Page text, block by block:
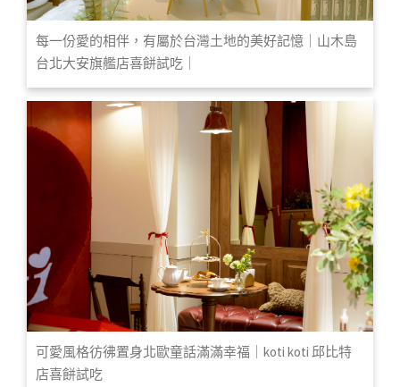
每一份愛的相伴，有屬於台灣土地的美好記憶｜山木島
台北大安旗艦店喜餅試吃｜
可愛風格彷彿置身北歐童話滿滿幸福｜koti koti 邱比特
店喜餅試吃